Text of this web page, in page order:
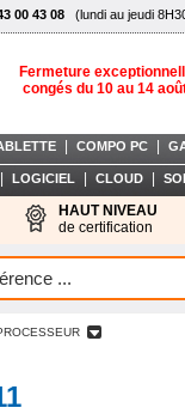
00 43 08 (lundi au jeudi
Fermeture
congés du 10 au 14
COMPO PC
LOGICIEL CLOUD
HAUT NIVEAU
de certification